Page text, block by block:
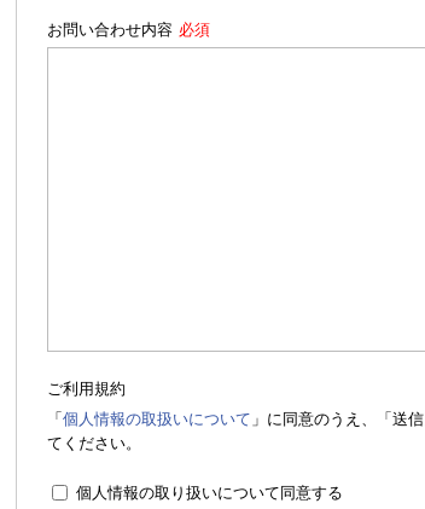
お問い合わせ内容
ご利用規約
「個人情報の取扱いについて 」に同意のうえ、「送
てください。
個人情報の取り扱いについて同意する